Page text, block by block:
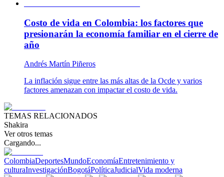
Costo de vida en Colombia: los factores que
presionarán la economía familiar en el cierre de
año
Andrés Martín Piñeros
La inflación sigue entre las más altas de la Ocde y varios
factores amenazan con impactar el costo de vida.
TEMAS RELACIONADOS
Shakira
Ver otros temas
Cargando...
ColombiaDeportesMundoEconomíaEntretenimiento y
culturaInvestigaciónBogotáPolíticaJudicialVida moderna